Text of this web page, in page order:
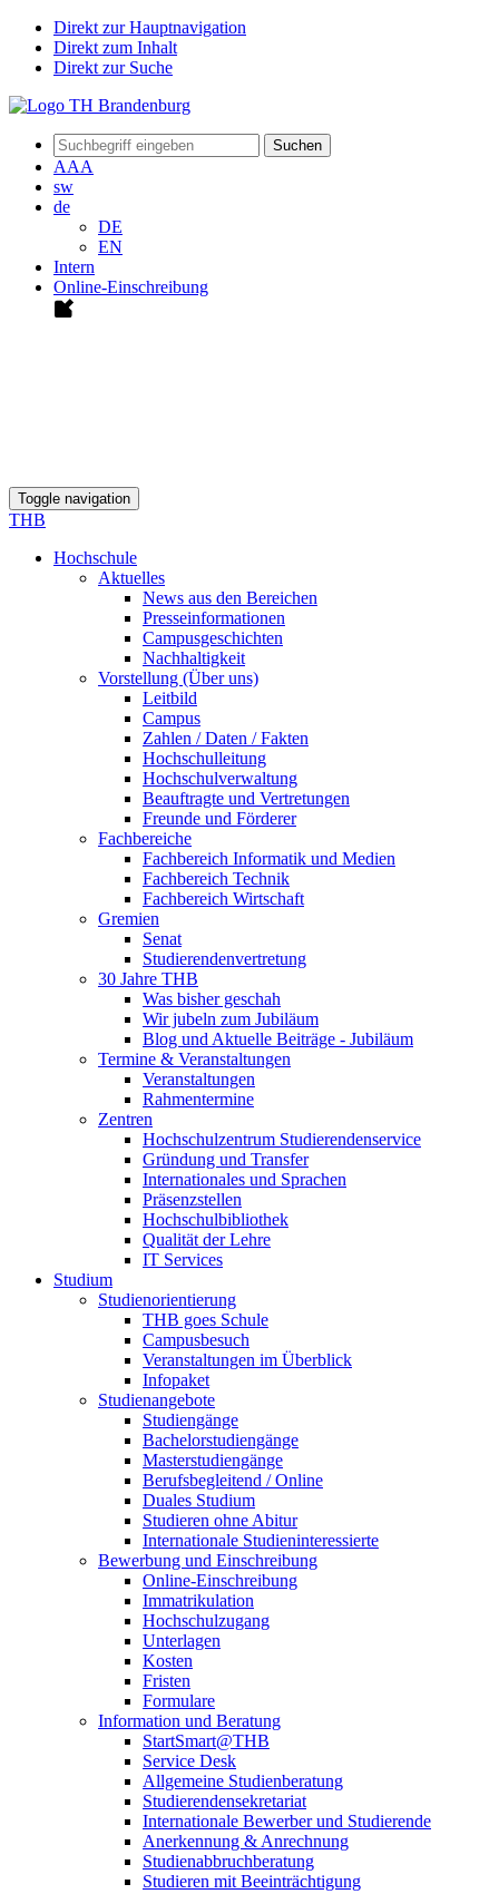
Direkt zur Hauptnavigation
Direkt zum Inhalt
Direkt zur Suche
Suchen
AAA
sw
de
DE
EN
Intern
Online-Einschreibung
Toggle navigation
THB
Hochschule
Aktuelles
News aus den Bereichen
Presseinformationen
Campusgeschichten
Nachhaltigkeit
Vorstellung (Über uns)
Leitbild
Campus
Zahlen / Daten / Fakten
Hochschulleitung
Hochschulverwaltung
Beauftragte und Vertretungen
Freunde und Förderer
Fachbereiche
Fachbereich Informatik und Medien
Fachbereich Technik
Fachbereich Wirtschaft
Gremien
Senat
Studierendenvertretung
30 Jahre THB
Was bisher geschah
Wir jubeln zum Jubiläum
Blog und Aktuelle Beiträge - Jubiläum
Termine & Veranstaltungen
Veranstaltungen
Rahmentermine
Zentren
Hochschulzentrum Studierendenservice
Gründung und Transfer
Internationales und Sprachen
Präsenzstellen
Hochschulbibliothek
Qualität der Lehre
IT Services
Studium
Studienorientierung
THB goes Schule
Campusbesuch
Veranstaltungen im Überblick
Infopaket
Studienangebote
Studiengänge
Bachelorstudiengänge
Masterstudiengänge
Berufsbegleitend / Online
Duales Studium
Studieren ohne Abitur
Internationale Studieninteressierte
Bewerbung und Einschreibung
Online-Einschreibung
Immatrikulation
Hochschulzugang
Unterlagen
Kosten
Fristen
Formulare
Information und Beratung
StartSmart@THB
Service Desk
Allgemeine Studienberatung
Studierendensekretariat
Internationale Bewerber und Studierende
Anerkennung & Anrechnung
Studienabbruchberatung
Studieren mit Beeinträchtigung